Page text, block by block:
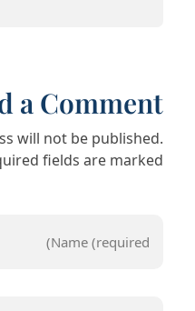
a Comment
will not be published.
fields are marked *